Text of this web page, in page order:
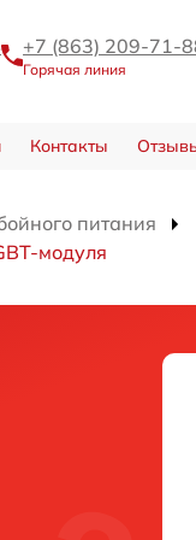
+7 (863) 209-71-
Горячая линия
Контакты
питания
модуля